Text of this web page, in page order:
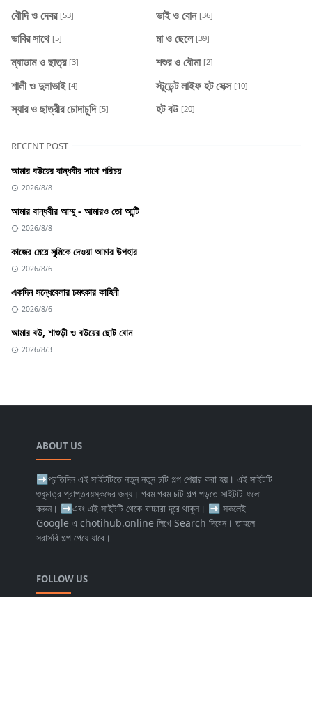
বৌদি ও দেবর [53] ভাই ও বোন [36]
ভাবির সাথে [5] মা ও ছেলে [39]
ম্যাডাম ও ছাত্র [3] শশুর ও বৌমা [2]
শালী ও দুলাভাই [4] স্টুডেন্ট লাইফ হট সেক্স [10]
স্যার ও ছাত্রীর চোদাচুদি [5] হট বউ [20]
RECENT POST
আমার বউয়ের বান্ধবীর সাথে পরিচয়
2026/8/8
আমার বান্ধবীর আম্মু - আমারও তো আন্টি
2026/8/8
কাজের মেয়ে সুমিকে দেওয়া আমার উপহার
2026/8/6
একদিন সন্ধেবেলার চমৎকার কাহিনী
2026/8/6
আমার বউ, শাশুড়ী ও বউয়ের ছোট বোন
2026/8/3
ABOUT US
➡প্রতিদিন এই সাইটটিতে নতুন নতুন চটি গল্প শেয়ার করা হয়। এই সাইটটি
শুধুমাত্র প্রাপ্তবয়স্কদের জন্য। গরম গরম চটি গল্প পড়তে সাইটটি ফলো
করুন। ➡এবং এই সাইটটি থেকে বাচ্চারা দূরে থাকুন। ➡️ সকলেই
Google এ chotihub.online লিখে Search দিবেন। তাহলে
সরাসরি গল্প পেয়ে যাবে।
FOLLOW US